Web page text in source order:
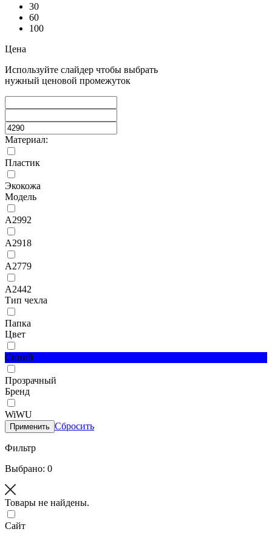
30
60
100
Цена
Используйте слайдер чтобы выбрать
нужный ценовой промежуток
Материал:
Пластик
Экокожа
Модель
A2992
A2918
A2779
A2442
Тип чехла
Папка
Цвет
Синий
Прозрачный
Бренд
WiWU
Применить Сбросить
Фильтр
Выбрано: 0
Товары не найдены.
Сайт